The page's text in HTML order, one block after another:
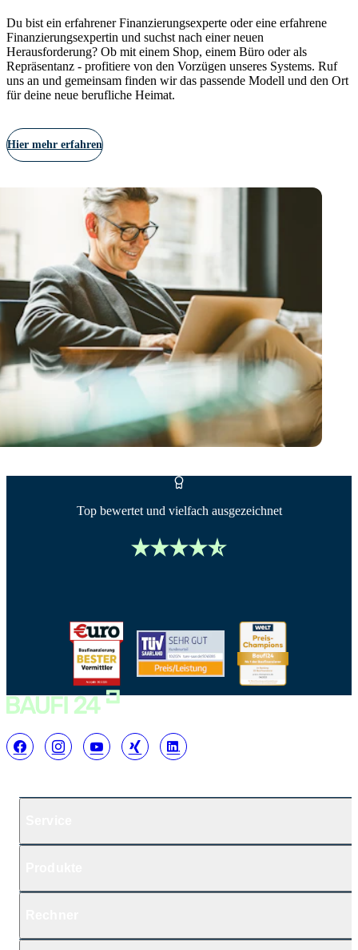
Du bist ein erfahrener Finanzierungsexperte oder eine erfahrene
Finanzierungsexpertin und suchst nach einer neuen
Herausforderung? Ob mit einem Shop, einem Büro oder als
Repräsentanz - profitiere von den Vorzügen unseres Systems. Ruf
uns an und gemeinsam finden wir das passende Modell und den Ort
für deine neue berufliche Heimat.
Hier mehr erfahren
Top bewertet und vielfach ausgezeichnet